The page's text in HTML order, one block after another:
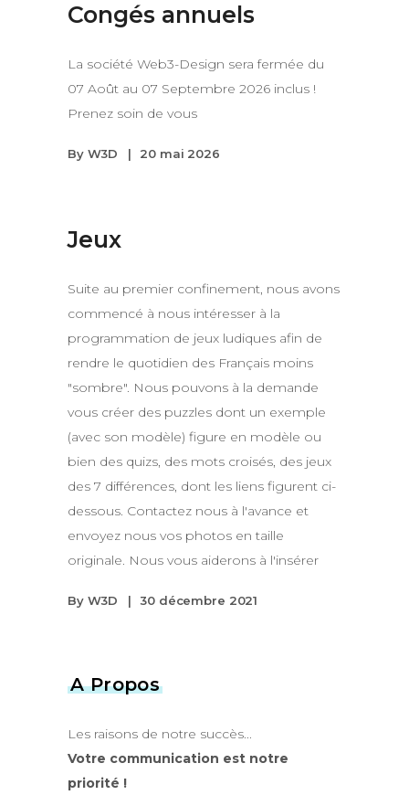
Congés annuels
La société Web3-Design sera fermée du
07 Août au 07 Septembre 2026 inclus !
Prenez soin de vous
By W3D 20 mai 2026
Jeux
Suite au premier confinement, nous avons
commencé à nous intéresser à la
programmation de jeux ludiques afin de
rendre le quotidien des Français moins
"sombre". Nous pouvons à la demande
vous créer des puzzles dont un exemple
(avec son modèle) figure en modèle ou
bien des quizs, des mots croisés, des jeux
des 7 différences, dont les liens figurent ci-
dessous. Contactez nous à l'avance et
envoyez nous vos photos en taille
originale. Nous vous aiderons à l'insérer
By W3D 30 décembre 2021
A Propos
Les raisons de notre succès...
Votre communication est notre
priorité !